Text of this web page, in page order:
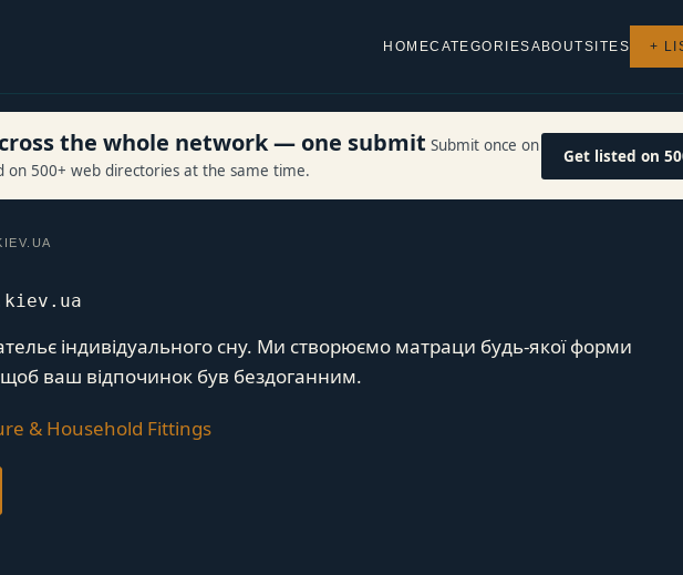
HOMECATEGORIESABOUTSITES +
the whole network — one submit Submit once on
on 500+ web directories at the same time.
Get listed on
індивідуального сну. Ми створюємо матраци будь-якої форми
ваш відпочинок був бездоганним.
& Household Fittings